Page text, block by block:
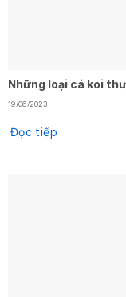
Những loại cá koi
19/06/2023
Đọc tiếp